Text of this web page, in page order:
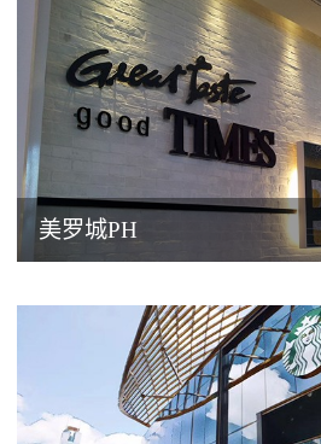
美罗城PH